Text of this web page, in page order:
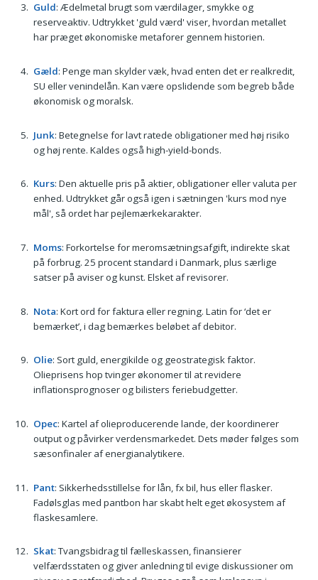
Guld: Ædelmetal brugt som værdilager, smykke og
reserveaktiv. Udtrykket 'guld værd' viser, hvordan metallet
har præget økonomiske metaforer gennem historien.
Gæld: Penge man skylder væk, hvad enten det er realkredit,
SU eller venindelån. Kan være opslidende som begreb både
økonomisk og moralsk.
Junk: Betegnelse for lavt ratede obligationer med høj risiko
og høj rente. Kaldes også high-yield-bonds.
Kurs: Den aktuelle pris på aktier, obligationer eller valuta per
enhed. Udtrykket går også igen i sætningen 'kurs mod nye
mål', så ordet har pejlemærkekarakter.
Moms: Forkortelse for meromsætningsafgift, indirekte skat
på forbrug. 25 procent standard i Danmark, plus særlige
satser på aviser og kunst. Elsket af revisorer.
Nota: Kort ord for faktura eller regning. Latin for ‘det er
bemærket’, i dag bemærkes beløbet af debitor.
Olie: Sort guld, energikilde og geostrategisk faktor.
Olieprisens hop tvinger økonomer til at revidere
inflationsprognoser og bilisters feriebudgetter.
Opec: Kartel af olieproducerende lande, der koordinerer
output og påvirker verdensmarkedet. Dets møder følges som
sæsonfinaler af energianalytikere.
Pant: Sikkerhedsstillelse for lån, fx bil, hus eller flasker.
Fadølsglas med pantbon har skabt helt eget økosystem af
flaskesamlere.
Skat: Tvangsbidrag til fælleskassen, finansierer
velfærdsstaten og giver anledning til evige diskussioner om